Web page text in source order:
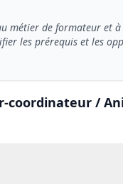
métier de formateur et
les prérequis et les
coordinateur /